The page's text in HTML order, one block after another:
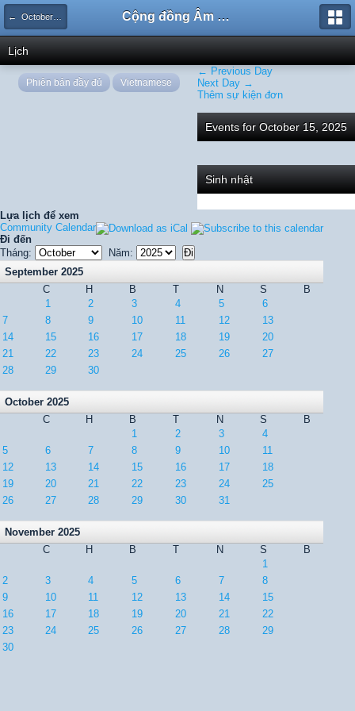
← October 2025 Cộng đồng Âm nhạc Sound Says
Lịch
← Previous Day
Next Day →
Thêm sự kiện đơn
Events for October 15, 2025
Sinh nhật
Lựa lịch để xem
Community Calendar
Đi đến
Tháng:
Năm:
September 2025
C
H B T N S
B
1
2 3 4 5
6
7
8 9 10 11 12
13
14
15 16 17 18 19
20
21
22 23 24 25 26
27
28
29 30
October 2025
C
H B T N S
B
1
2 3
4
5
6 7 8 9 10
11
12
13 14 15 16 17
18
19
20 21 22 23 24
25
26
27 28 29 30 31
November 2025
C
H B T N S
B
1
2
3 4 5 6 7
8
9
10 11 12 13 14
15
16
17 18 19 20 21
22
23
24 25 26 27 28
29
30
Phiên bản đầy đủ Vietnamese